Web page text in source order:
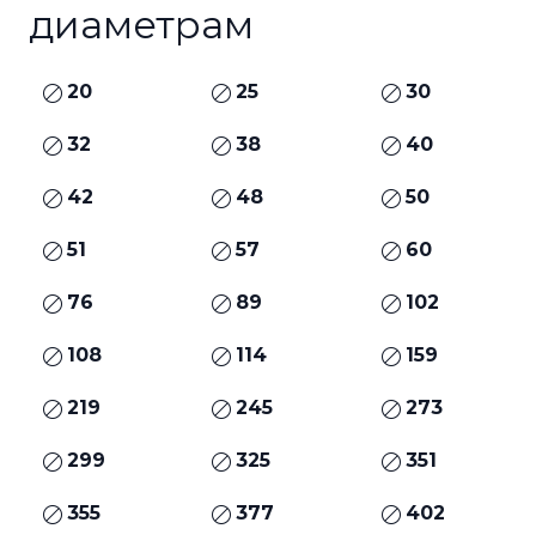
диаметрам
20 25 30
32 38 40
42 48 50
51 57 60
76 89 102
108 114 159
219 245 273
299 325 351
355 377 402